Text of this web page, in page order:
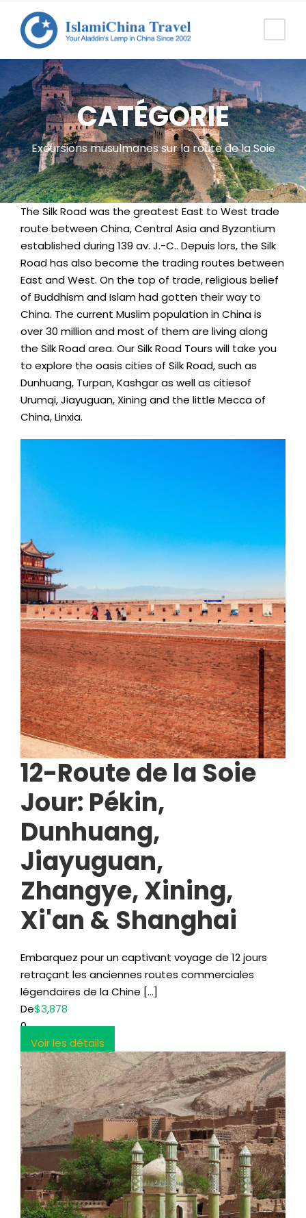
CATÉGORIE
Excursions musulmanes sur la route de la Soie
The Silk Road was the greatest East to West trade
route between China,Central Asia and Byzantium
established during139 av. J.-C.. Depuis lors, the Silk
Road has also become the trading routes between
East and West. On the top of trade,religious belief
of Buddhism and Islam had gotten their way to
China. The current Muslim population in China is
over30 million and most of them are living along
the Silk Road area. Our Silk Road Tours will take you
to explore the oasis cities of Silk Road,such as
Dunhuang, Turpan,Kashgar as well as citiesof
Urumqi, Jiayuguan, Xining and the little Mecca of
China, Linxia.
12-Route de la Soie
Jour: Pékin,
Dunhuang,
Jiayuguan,
Zhangye, Xining,
Xi'an & Shanghai
Embarquez pour un captivant voyage de 12 jours
retraçant les anciennes routes commerciales
légendaires de la Chine […]
De$3,878
0
Voir les détails